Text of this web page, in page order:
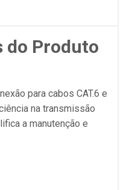
do Produto
para cabos CAT.6 e
na transmissão
a manutenção e